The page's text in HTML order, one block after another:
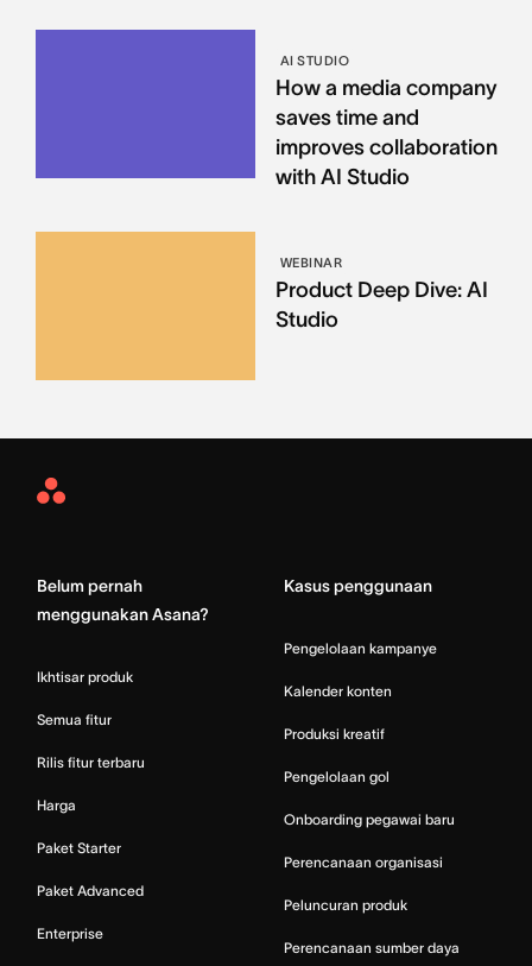
AI STUDIO
How a media company
saves time and
improves collaboration
with AI Studio
WEBINAR
Product Deep Dive: AI
Studio
Asana
Belum pernah
menggunakan Asana?
Ikhtisar produk
Semua fitur
Rilis fitur terbaru
Harga
Paket Starter
Paket Advanced
Enterprise
Kasus penggunaan
Pengelolaan kampanye
Kalender konten
Produksi kreatif
Pengelolaan gol
Onboarding pegawai baru
Perencanaan organisasi
Peluncuran produk
Perencanaan sumber daya